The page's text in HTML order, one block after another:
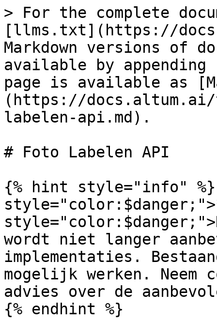
> For the complete
[llms.txt](https://
Markdown versions of
available by
page is available as
(https://docs.altum.ai/
labelen-api.md).
# Foto Labelen API
{% hint style="info" %}
wordt niet langer
implementaties.
mogelijk werken. Neem
advies over de
{% endhint %}